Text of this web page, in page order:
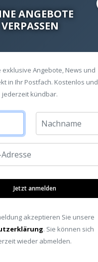
wählen
Name *
E-Mail *
ANGEBOTE
VERPASSEN
exklusive Angebote, News und
in Ihr Postfach. Kostenlos und
jederzeit kündbar.
Jetzt anmelden
akzeptieren Sie unsere
. Sie können sich
wieder abmelden.